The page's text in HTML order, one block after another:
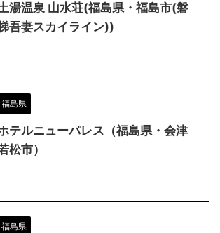
湯温泉 山水荘(福島県・福島市(磐
吾妻スカイライン))
福島県
テルニューパレス（福島県・会津
松市）
福島県